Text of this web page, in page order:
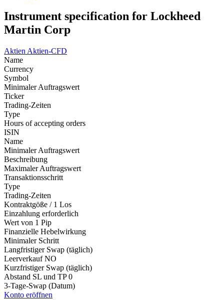
Instrument specification for Lockheed
Martin Corp
Aktien Aktien-CFD
Name
Currency
Symbol
Minimaler Auftragswert
Ticker
Trading-Zeiten
Type
Hours of accepting orders
ISIN
Name
Minimaler Auftragswert
Beschreibung
Maximaler Auftragswert
Transaktionsschritt
Type
Trading-Zeiten
Kontraktgöße / 1 Los
Einzahlung erforderlich
Wert von 1 Pip
Finanzielle Hebelwirkung
Minimaler Schritt
Langfristiger Swap (täglich)
Leerverkauf NO
Kurzfristiger Swap (täglich)
Abstand SL und TP 0
3-Tage-Swap (Datum)
Konto eröffnen